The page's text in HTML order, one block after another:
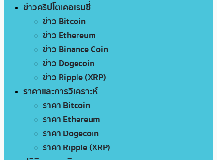
ข่าวคริปโตเคอเรนซี่
ข่าว Bitcoin
ข่าว Ethereum
ข่าว Binance Coin
ข่าว Dogecoin
ข่าว Ripple (XRP)
ราคาและการวิเคราะห์
ราคา Bitcoin
ราคา Ethereum
ราคา Dogecoin
ราคา Ripple (XRP)